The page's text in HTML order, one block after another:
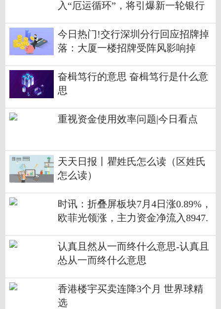
入“厄运循环”，将引爆新一轮银行
今日热门!交行深圳分行回应招牌掉
落：大厦一楼招牌受阵风影响掉
奋楫笃行的意思 奋楫笃行是什么意
思
重视资金使用效率问题|今日看点
天天日报丨瞿姓氏怎么读（区姓氏
怎么读）
时讯：折叠屏板块7月4日涨0.89%，
欧菲光领涨，主力资金净流入8947.
认真且然从一而终什么意思-认真且
怂从一而终什么意思
香港楼宇买卖连降3个月 世界球精
选